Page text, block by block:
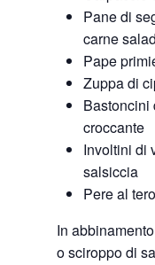
Pane di
carne
Pape
Zuppa di
Bastoncini
croccante
Involtini di
salsiccia
Pere al
In
o sciroppo di